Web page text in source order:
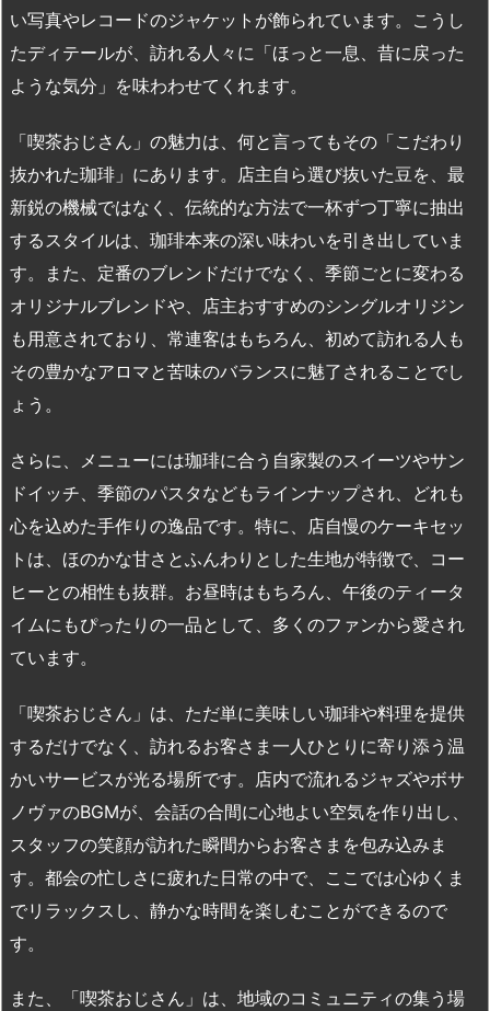
い写真やレコードのジャケットが飾られています。こうし
たディテールが、訪れる人々に「ほっと一息、昔に戻った
ような気分」を味わわせてくれます。
「喫茶おじさん」の魅力は、何と言ってもその「こだわり
抜かれた珈琲」にあります。店主自ら選び抜いた豆を、最
新鋭の機械ではなく、伝統的な方法で一杯ずつ丁寧に抽出
するスタイルは、珈琲本来の深い味わいを引き出していま
す。また、定番のブレンドだけでなく、季節ごとに変わる
オリジナルブレンドや、店主おすすめのシングルオリジン
も用意されており、常連客はもちろん、初めて訪れる人も
その豊かなアロマと苦味のバランスに魅了されることでし
ょう。
さらに、メニューには珈琲に合う自家製のスイーツやサン
ドイッチ、季節のパスタなどもラインナップされ、どれも
心を込めた手作りの逸品です。特に、店自慢のケーキセッ
トは、ほのかな甘さとふんわりとした生地が特徴で、コー
ヒーとの相性も抜群。お昼時はもちろん、午後のティータ
イムにもぴったりの一品として、多くのファンから愛され
ています。
「喫茶おじさん」は、ただ単に美味しい珈琲や料理を提供
するだけでなく、訪れるお客さま一人ひとりに寄り添う温
かいサービスが光る場所です。店内で流れるジャズやボサ
ノヴァのBGMが、会話の合間に心地よい空気を作り出し、
スタッフの笑顔が訪れた瞬間からお客さまを包み込みま
す。都会の忙しさに疲れた日常の中で、ここでは心ゆくま
でリラックスし、静かな時間を楽しむことができるので
す。
また、「喫茶おじさん」は、地域のコミュニティの集う場